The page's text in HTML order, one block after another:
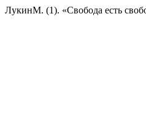
ЛукинМ. (1). «Свобода есть